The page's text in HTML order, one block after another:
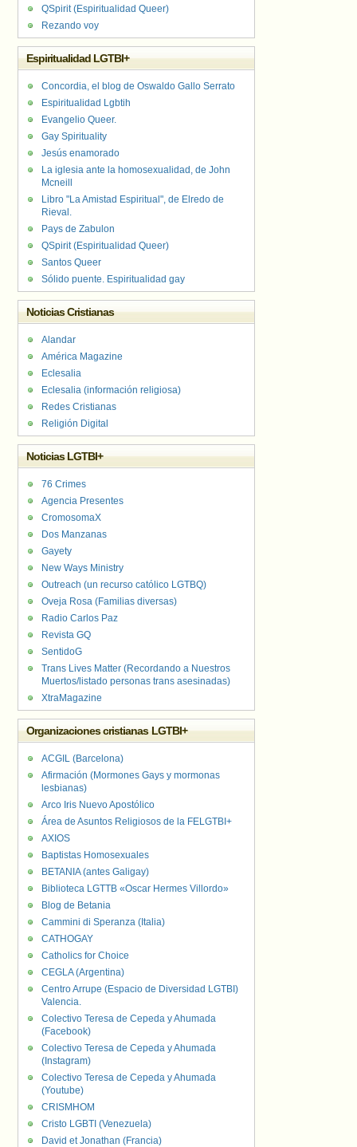
QSpirit (Espiritualidad Queer)
Rezando voy
Espiritualidad LGTBI+
Concordia, el blog de Oswaldo Gallo Serrato
Espiritualidad Lgbtih
Evangelio Queer.
Gay Spirituality
Jesús enamorado
La iglesia ante la homosexualidad, de John
Mcneill
Libro "La Amistad Espiritual", de Elredo de
Rieval.
Pays de Zabulon
QSpirit (Espiritualidad Queer)
Santos Queer
Sólido puente. Espiritualidad gay
Noticias Cristianas
Alandar
América Magazine
Eclesalia
Eclesalia (información religiosa)
Redes Cristianas
Religión Digital
Noticias LGTBI+
76 Crimes
Agencia Presentes
CromosomaX
Dos Manzanas
Gayety
New Ways Ministry
Outreach (un recurso católico LGTBQ)
Oveja Rosa (Familias diversas)
Radio Carlos Paz
Revista GQ
SentidoG
Trans Lives Matter (Recordando a Nuestros
Muertos/listado personas trans asesinadas)
XtraMagazine
Organizaciones cristianas LGTBI+
ACGIL (Barcelona)
Afirmación (Mormones Gays y mormonas
lesbianas)
Arco Iris Nuevo Apostólico
Área de Asuntos Religiosos de la FELGTBI+
AXIOS
Baptistas Homosexuales
BETANIA (antes Galigay)
Biblioteca LGTTB «Oscar Hermes Villordo»
Blog de Betania
Cammini di Speranza (Italia)
CATHOGAY
Catholics for Choice
CEGLA (Argentina)
Centro Arrupe (Espacio de Diversidad LGTBI)
Valencia.
Colectivo Teresa de Cepeda y Ahumada
(Facebook)
Colectivo Teresa de Cepeda y Ahumada
(Instagram)
Colectivo Teresa de Cepeda y Ahumada
(Youtube)
CRISMHOM
Cristo LGBTI (Venezuela)
David et Jonathan (Francia)